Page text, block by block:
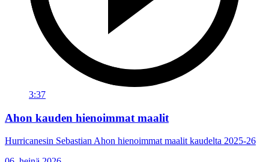
3:37
Ahon kauden hienoimmat maalit
Hurricanesin Sebastian Ahon hienoimmat maalit kaudelta 2025-26